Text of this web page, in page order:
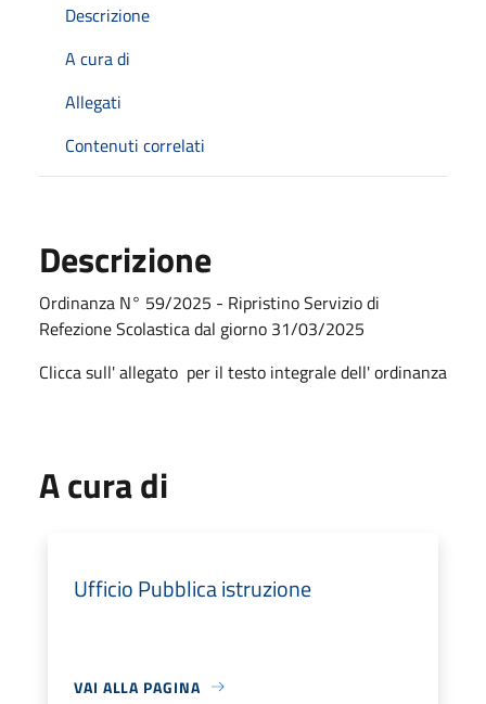
Descrizione
A cura di
Allegati
Contenuti correlati
Descrizione
Ordinanza N° 59/2025 - Ripristino Servizio di
Refezione Scolastica dal giorno 31/03/2025
Clicca sull' allegato per il testo integrale dell' ordinanza
A cura di
Ufficio Pubblica istruzione
VAI ALLA PAGINA